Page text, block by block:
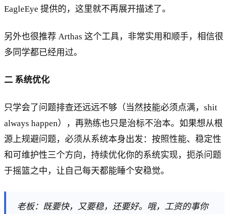
EagleEye 提供的，这里就不再展开描述了。
另外也很推荐 Arthas 这个工具，非常实用和顺手，相信很
多同学都已经用过。
二 系统优化
只学会了问题排查还远远不够（当然技能必须点满，shit
always happen），再熟练也只是治标不治本。如果想从根
源上规避问题，必须从系统本身出发：按照性能、稳定性
和可维护性三个方向，持续优化你的系统实现，扼杀问题
于摇篮之中，让自己每天都能睡个安稳觉。
老板：既要快，又要稳，还要好。哦，工资的事你